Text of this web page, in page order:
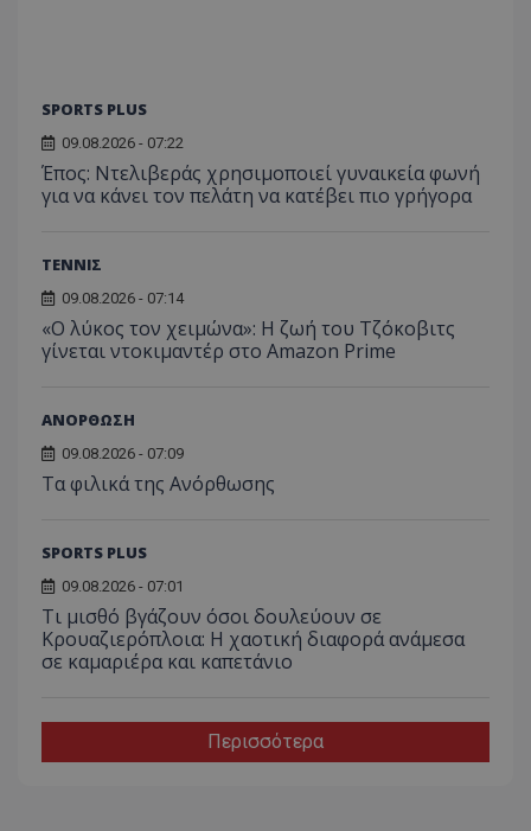
SPORTS PLUS
09.08.2026 - 07:22
Έπος: Ντελιβεράς χρησιμοποιεί γυναικεία φωνή
για να κάνει τον πελάτη να κατέβει πιο γρήγορα
ΤΕΝΝΙΣ
09.08.2026 - 07:14
«Ο λύκος τον χειμώνα»: Η ζωή του Τζόκοβιτς
γίνεται ντοκιμαντέρ στο Amazon Prime
ΑΝΟΡΘΩΣΗ
09.08.2026 - 07:09
Τα φιλικά της Ανόρθωσης
SPORTS PLUS
09.08.2026 - 07:01
Τι μισθό βγάζουν όσοι δουλεύουν σε
Κρουαζιερόπλοια: Η χαοτική διαφορά ανάμεσα
σε καμαριέρα και καπετάνιο
Περισσότερα